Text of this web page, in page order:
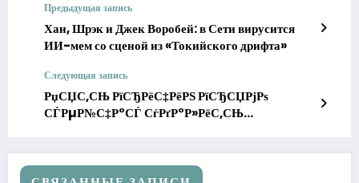
Предыдущая запись
Хан, Шрэк и Джек Воробей: в Сети вирусится
ИИ-мем со сценой из «Токийского дрифта»
Следующая запись
РџСЏС‚СЊ РїСЂРёС‡РёРЅ РїСЂСЏРјРѕ
СЃРµР№С‡Р°СЃ СѓРґР°Р»РёС‚СЊ